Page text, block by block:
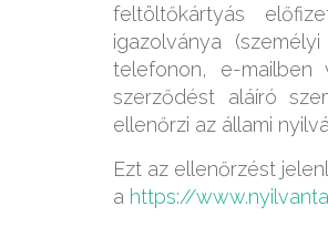
feltöltőkártyás
igazolványa
telefonon, e-mailben
szerződést aláíró
ellenőrzi az állami
Ezt az ellenőrzést
a https://